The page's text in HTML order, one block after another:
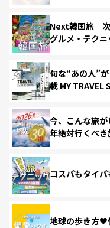
Next韓国旅 次
グルメ・テクニ
旬な“あの人”
載 MY TRAVEL
今、こんな旅
年絶対行くべ
コスパもタイ
地球の歩き方♥